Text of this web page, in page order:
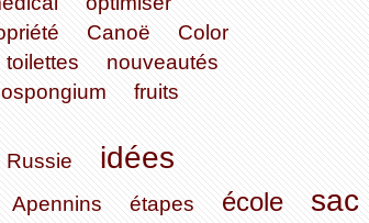
Canoë
Color
toilettes
nouveautés
fruits
Russie
idées
Apennins étapes école sac